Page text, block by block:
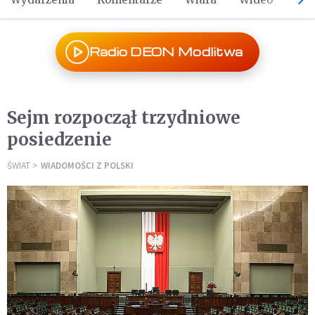
Radio DEON Modlitwa
Sejm rozpoczął trzydniowe
posiedzenie
ŚWIAT WIADOMOŚCI Z POLSKI